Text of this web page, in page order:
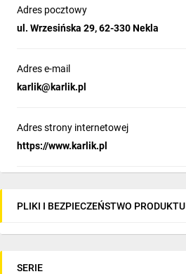
Adres pocztowy
ul. Wrzesińska 29, 62-330 Nekla
Adres e-mail
karlik@karlik.pl
Adres strony internetowej
https://www.karlik.pl
PLIKI I BEZPIECZEŃSTWO PRODUKTU
SERIE